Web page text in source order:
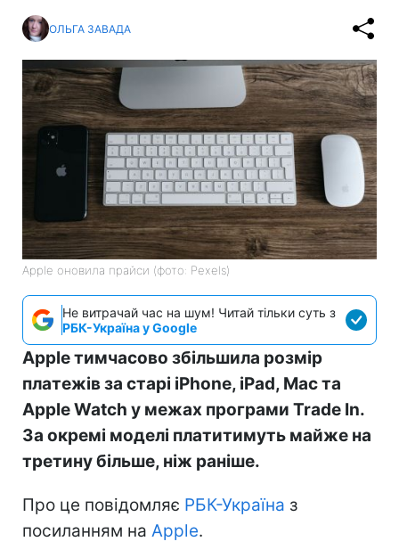
ОЛЬГА ЗАВАДА
Apple оновила прайси (фото: Pexels)
Не витрачай час на шум! Читай тільки суть з
РБК-Україна у Google
Apple тимчасово збільшила розмір
платежів за старі iPhone, iPad, Mac та
Apple Watch у межах програми Trade In.
За окремі моделі платитимуть майже на
третину більше, ніж раніше.
Про це повідомляє РБК-Україна з
посиланням на Apple.